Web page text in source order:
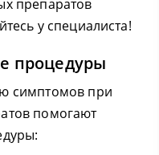
препаратов
у специалиста!
процедуры
симптомов при
помогают